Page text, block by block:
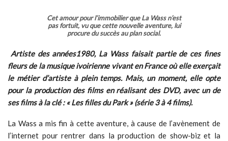
Cet amour pour l’immobilier que La Wass n’est
pas fortuit, vu que cette nouvelle aventure, lui
procure du succès au plan social.
Artiste des années1980, La Wass faisait partie de ces fines
fleurs de la musique ivoirienne vivant en France où elle exerçait
le métier d’artiste à plein temps. Mais, un moment, elle opte
pour la production des films en réalisant des DVD, avec un de
ses films à la clé : « Les filles du Park » (série 3 à 4 films).
La Wass a mis fin à cette aventure, à cause de l’avènement de
l’internet pour rentrer dans la production de show-biz et la